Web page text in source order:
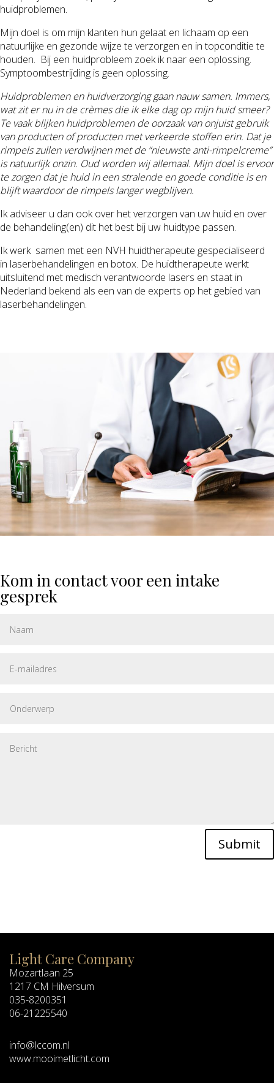
huidproblemen.
Mijn doel is om mijn klanten hun gelaat en lichaam op een
natuurlijke en gezonde wijze te verzorgen en in topconditie te
houden. Bij een huidprobleem zoek ik naar een oplossing.
Symptoombestrijding is geen oplossing.
Huidproblemen en huidverzorging gaan nauw samen. Immers,
wat zit er nu in de crèmes die ik elke dag op mijn huid smeer?
Te vaak blijken huidproblemen de oorzaak van onjuist gebruik
van producten of producten met verkeerde stoffen erin. Dat je
rimpels zullen verdwijnen met de “nieuwste anti-rimpelcreme”
is natuurlijk onzin. Oud worden wij allemaal. Mijn doel is ervoor
te zorgen dat je huid in een stralende en goede conditie is en
blijft waardoor de rimpels langer wegblijven.
Ik adviseer u dan ook over het verzorgen van uw huid en over
de behandeling(en) dit het best bij uw huidtype passen.
Ik werk samen met een NVH huidtherapeute gespecialiseerd
in laserbehandelingen en botox. De huidtherapeute werkt
uitsluitend met medisch verantwoorde lasers en staat in
Nederland bekend als een van de experts op het gebied van
laserbehandelingen.
Kom in contact voor een intake
gesprek
Submit
Light Care Company
Mozartlaan 25
1217 CM Hilversum
035-8200351
06-21225540
info@lccom.nl
www.mooimetlicht.com